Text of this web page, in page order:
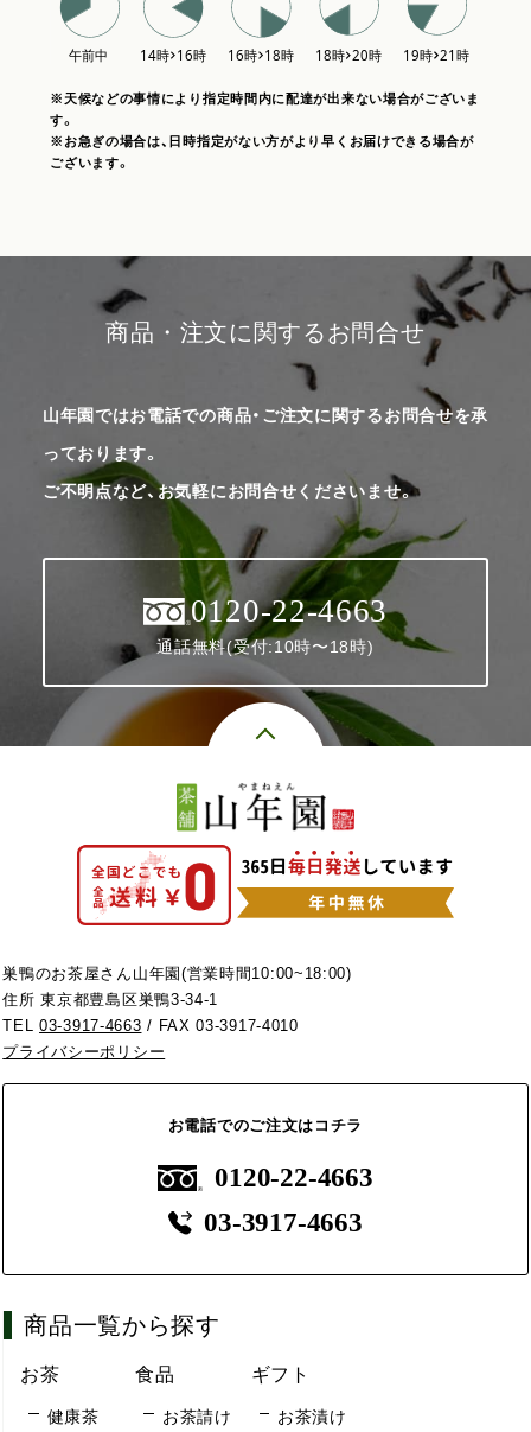
※天候などの事情により指定時間内に配達が出来ない場合がございま
す。
※お急ぎの場合は、日時指定がない方がより早くお届けできる場合が
ございます。
商品・注文に関するお問合せ
山年園ではお電話での商品・ご注文に関するお問合せを承
っております。
ご不明点など、お気軽にお問合せくださいませ。
0120-22-4663
通話無料(受付:10時〜18時)
巣鴨のお茶屋さん山年園(営業時間10:00~18:00)
住所 東京都豊島区巣鴨3-34-1
TEL03-3917-4663 / FAX 03-3917-4010
プライバシーポリシー
お電話でのご注文はコチラ
0120-22-4663
03-3917-4663
商品一覧から探す
お茶
健康茶
食品
お茶請け
ギフト
お茶漬け